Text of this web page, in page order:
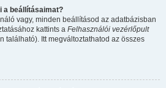
a beállításaimat?
vagy, minden beállításod az adatbázisban
kattints a Felhasználói vezérlőpult
található). Itt megváltoztathatod az összes